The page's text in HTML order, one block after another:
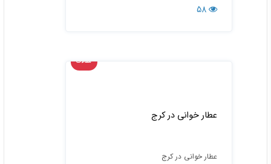
مقالات
عطار خوانی در کرج
عطار خوانی در کرج